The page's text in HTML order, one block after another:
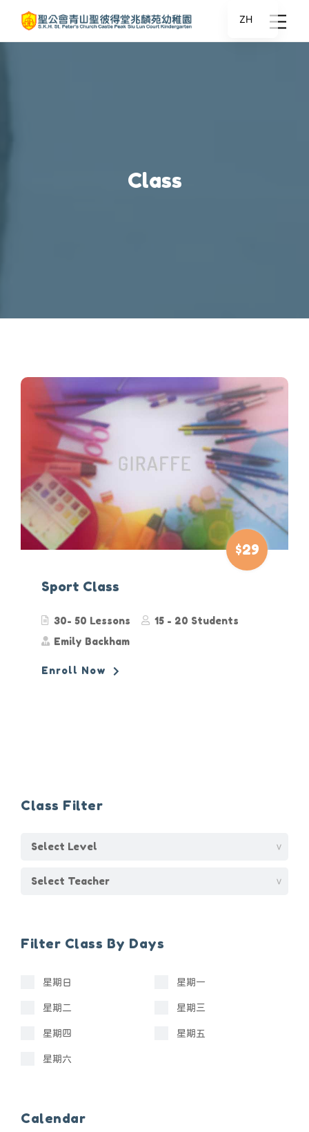
Class
$29
Sport Class
30- 50 Lessons
15 - 20 Students
Emily Backham
Enroll Now
Class Filter
Filter Class By Days
星期日 星期一
星期二 星期三
星期四 星期五
星期六
Calendar
ZH